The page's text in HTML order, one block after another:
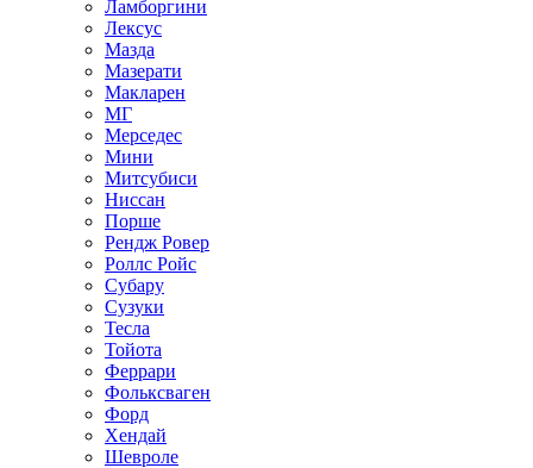
Ламборгини
Лексус
Мазда
Мазерати
Макларен
МГ
Мерседес
Мини
Митсубиси
Ниссан
Порше
Рендж Ровер
Роллс Ройс
Субару
Сузуки
Тесла
Тойота
Феррари
Фольксваген
Форд
Хендай
Шевроле